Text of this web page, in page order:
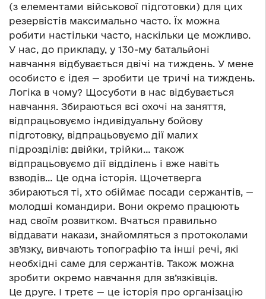
(з елементами військової підготовки) для цих
резервістів максимально часто. Їх можна
робити настільки часто, наскільки це можливо.
У нас, до прикладу, у 130-му батальйоні
навчання відбувається двічі на тиждень. У мене
особисто є ідея — зробити це тричі на тиждень.
Логіка в чому? Щосуботи в нас відбувається
навчання. Збираються всі охочі на заняття,
відпрацьовуємо індивідуальну бойову
підготовку, відпрацьовуємо дії малих
підрозділів: двійки, трійки… також
відпрацьовуємо дії відділень і вже навіть
взводів… Це одна історія. Щочетверга
збираються ті, хто обіймає посади сержантів, —
молодші командири. Вони окремо працюють
над своїм розвитком. Вчаться правильно
віддавати накази, знайомляться з протоколами
зв’язку, вивчають топографію та інші речі, які
необхідні саме для сержантів. Також можна
зробити окремо навчання для зв’язківців.
Це друге. І третє — це історія про організацію